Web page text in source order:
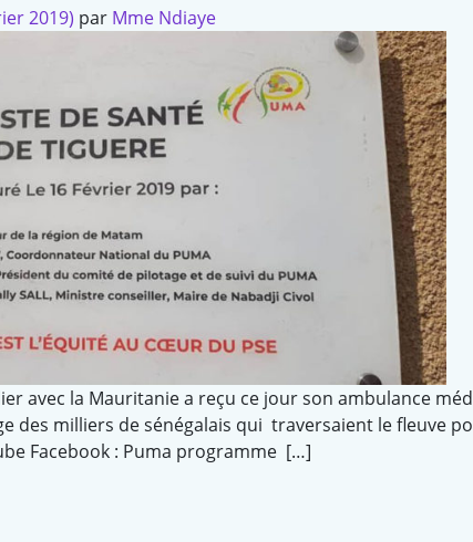
2019) par Mme Ndiaye
avec la Mauritanie a reçu ce jour son ambulance
des milliers de sénégalais qui traversaient le fleuve
Facebook : Puma programme […]